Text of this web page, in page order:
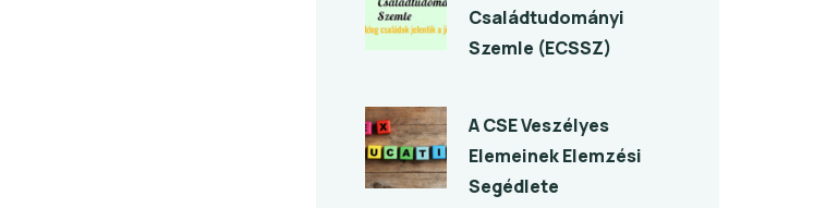
Családtudományi
Szemle (ECSSZ)
A CSE Veszélyes
Elemeinek Elemzési
Segédlete